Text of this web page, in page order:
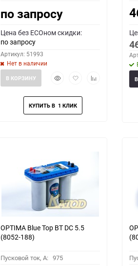
по запросу
Цена без ECOном скидки:
по запросу
Артикул: 51993
Нет в наличии
БыстрыйДобавить
избранное
Добавить
В КОРЗИНУ
OPTIMA Blue Top BT DC 5.5
(8052-188)
Пусковой ток, A: 975